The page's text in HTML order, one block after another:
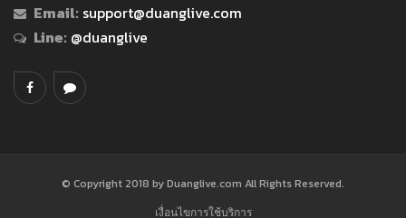
Email: support@duanglive.com
Line: @duanglive
© Copyright 2018 by Duanglive.com All Rights Reserved.
เงื่อนไขการใช้บริการ